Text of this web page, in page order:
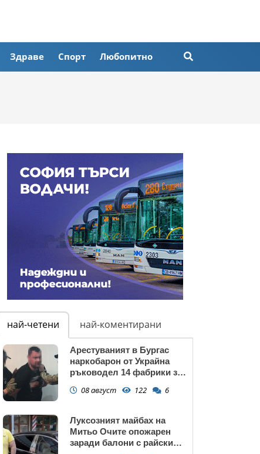
Здраве Спорт Любопитно
най-четени най-коментирани
Арестуваният в Бургас
наркобарон от Украйна
ръководел 14 фабрики за
08 август 122 6
Луксозният майбах на
Митьо Очите опожарен
заради балони с райски